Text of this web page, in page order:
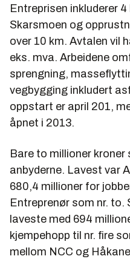
Entreprisen inkluderer
Skarsmoen og
over 10 km. Avtalen vil
eks. mva. Arbeidene
sprengning,
vegbygging inkludert
oppstart er april 201,
åpnet i 2013.
Bare to millioner
anbyderne. Lavest var
680,4 millioner for
Entreprenør som nr. to.
laveste med 694
kjempehopp til nr. fire
mellom NCC og